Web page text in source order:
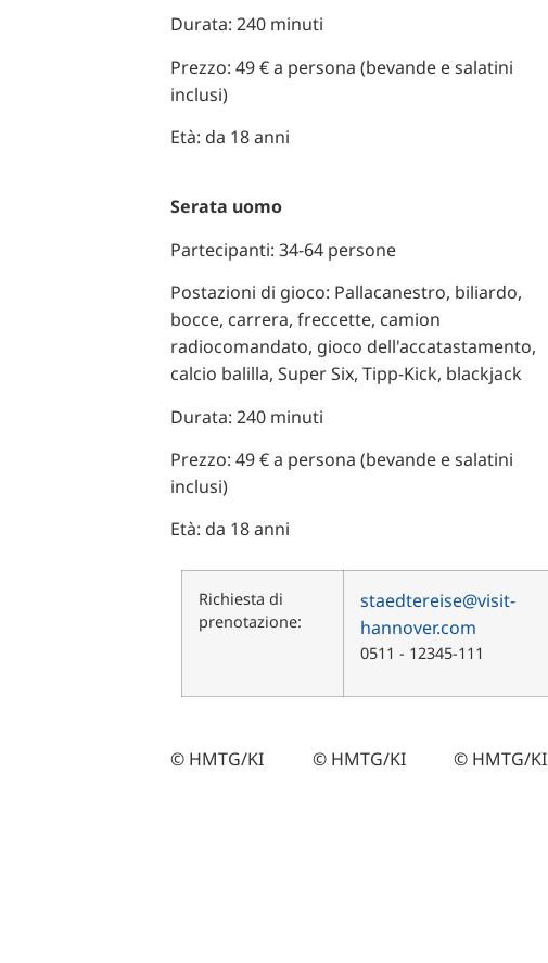
Durata: 240 minuti
Prezzo: 49 € a persona (bevande e salatini
inclusi)
Età: da 18 anni
Serata uomo
Partecipanti: 34-64 persone
Postazioni di gioco: Pallacanestro, biliardo,
bocce, carrera, freccette, camion
radiocomandato, gioco dell'accatastamento,
calcio balilla, Super Six, Tipp-Kick, blackjack
Durata: 240 minuti
Prezzo: 49 € a persona (bevande e salatini
inclusi)
Età: da 18 anni
Richiesta di
prenotazione:
staedtereise@visit-
hannover.com
0511 - 12345-111
© HMTG/KI © HMTG/KI © HMTG/KI